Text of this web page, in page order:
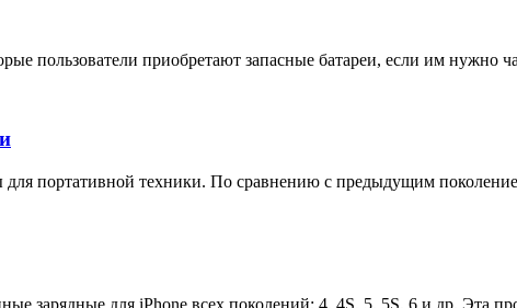
пользователи приобретают запасные батареи, если им нужно
портативной техники. По сравнению с предыдущим
зарядные для iPhone всех поколений: 4, 4S, 5, 5S, 6 и др. Эта